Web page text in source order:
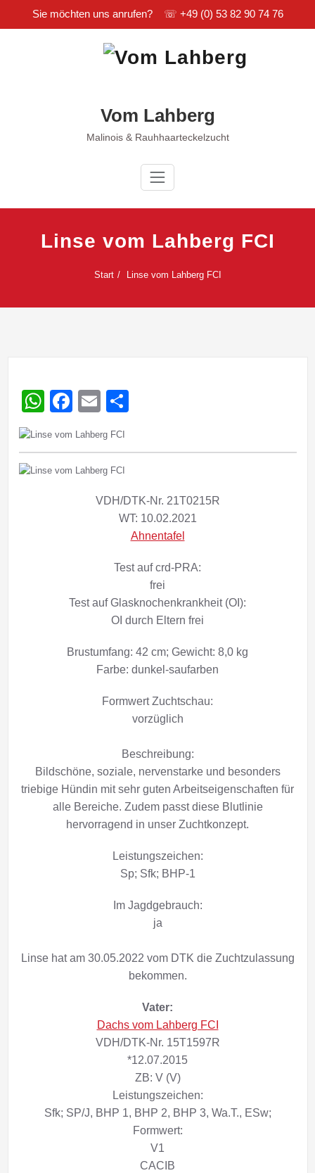
Sie möchten uns anrufen? ☏ +49 (0) 53 82 90 74 76
Vom Lahberg
Malinois & Rauhhaarteckelzucht
Linse vom Lahberg FCI
Start Linse vom Lahberg FCI
WhatsApp
Facebook
Email
VDH/DTK-Nr. 21T0215R
WT: 10.02.2021
Ahnentafel
Test auf crd-PRA:
frei
Test auf Glasknochenkrankheit (OI):
OI durch Eltern frei
Brustumfang: 42 cm; Gewicht: 8,0 kg
Farbe: dunkel-saufarben
Formwert Zuchtschau:
vorzüglich
Beschreibung:
Bildschöne, soziale, nervenstarke und besonders
triebige Hündin mit sehr guten Arbeitseigenschaften für
alle Bereiche. Zudem passt diese Blutlinie
hervorragend in unser Zuchtkonzept.
Leistungszeichen:
Sp; Sfk; BHP-1
Im Jagdgebrauch:
ja
Linse hat am 30.05.2022 vom DTK die Zuchtzulassung
bekommen.
Vater:
Dachs vom Lahberg FCI
VDH/DTK-Nr. 15T1597R
*12.07.2015
ZB: V (V)
Leistungszeichen:
Sfk; SP/J, BHP 1, BHP 2, BHP 3, Wa.T., ESw;
Formwert:
V1
CACIB